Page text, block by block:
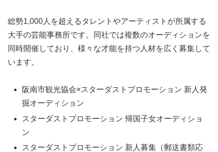
総勢1,000人を超えるタレントやアーティストが所属する
大手の芸能事務所です。同社では複数のオーディションを
同時開催しており、様々な才能を持つ人材を広く募集して
います。
阪南市観光協会×スターダストプロモーション 新人発
掘オーディション
スターダストプロモーション 帰国子女オーディショ
ン
スターダストプロモーション 新人募集（郵送書類応